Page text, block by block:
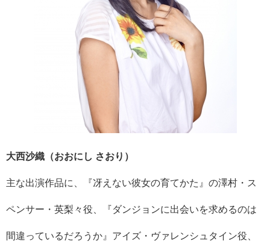
大西沙織（おおにし さおり）
主な出演作品に、『冴えない彼女の育てかた』の澤村・ス
ペンサー・英梨々役、『ダンジョンに出会いを求めるのは
間違っているだろうか』アイズ・ヴァレンシュタイン役、